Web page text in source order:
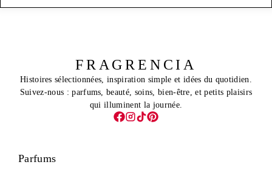
FRAGRENCIA
Histoires sélectionnées, inspiration simple et idées du quotidien.
Suivez-nous : parfums, beauté, soins, bien-être, et petits plaisirs
qui illuminent la journée.
Parfums